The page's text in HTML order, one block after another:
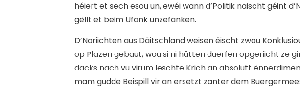
héiert et sech esou un, ewéi wann d’Politik näischt géint
gëllt et beim Ufank unzefänken.
D’Noriichten aus Däitschland weisen éischt zwou
op Plazen gebaut, wou si ni hätten duerfen opgeriicht ze
dacks nach vu virum leschte Krich an absolutt
mam gudde Beispill vir an ersetzt zanter dem